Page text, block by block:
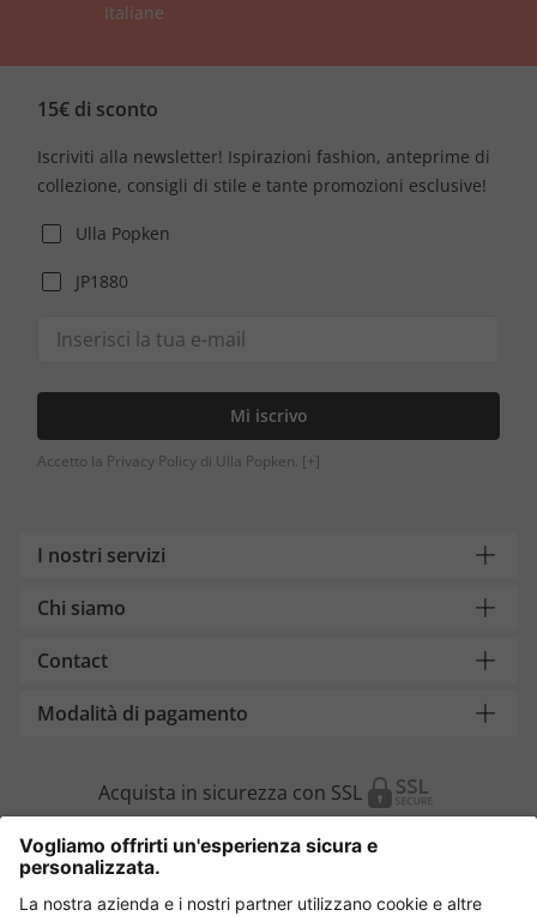
Italiane
15€ di sconto
Iscriviti alla newsletter! Ispirazioni fashion, anteprime di
collezione, consigli di stile e tante promozioni esclusive!
Ulla Popken
JP1880
Mi iscrivo
Accetto la Privacy Policy di Ulla Popken. [+]
I nostri servizi
Chi siamo
Contact
Modalità di pagamento
Acquista in sicurezza con SSL
Cambia Paese